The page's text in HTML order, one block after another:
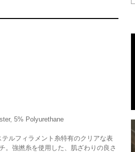
5% Polyurethane
テルフィラメント糸特有のクリアな表
。強撚糸を使用した、肌ざわりの良さ